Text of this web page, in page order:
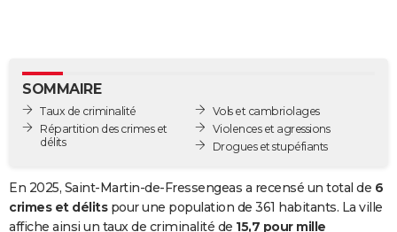
BONS PLANS
CARTE DE VOEUX
Dictionnaire
Biographies
Citations
Expressions
Proverbes
PROGRAMME TV
SOMMAIRE
Taux de criminalité
Répartition des crimes et
délits
Vols et cambriolages
Violences et agressions
Drogues et stupéfiants
En 2025, Saint-Martin-de-Fressengeas a recensé un total de 6
crimes et délitspour une population de 361 habitants. La ville
affiche ainsi un taux de criminalité de 15,7 pour mille